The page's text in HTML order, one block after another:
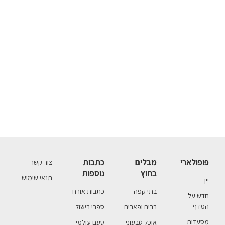
פופולארי
יין
חדש על
המדף
מסעדות
מבלים
בחוץ
בתי קפה
ברים ופאבים
אוכל טבעוני
כתבות
נוספות
כתבות אורח
ספרי בישול
טעם עולמי
צור קשר
תנאי שימוש